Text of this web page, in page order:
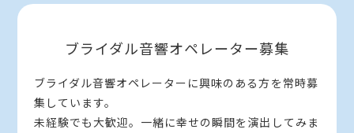
ブライダル音響オペレーター募集
ブライダル音響オペレーターに興味のある方を常時募
集しています。
未経験でも大歓迎。一緒に幸せの瞬間を演出してみま